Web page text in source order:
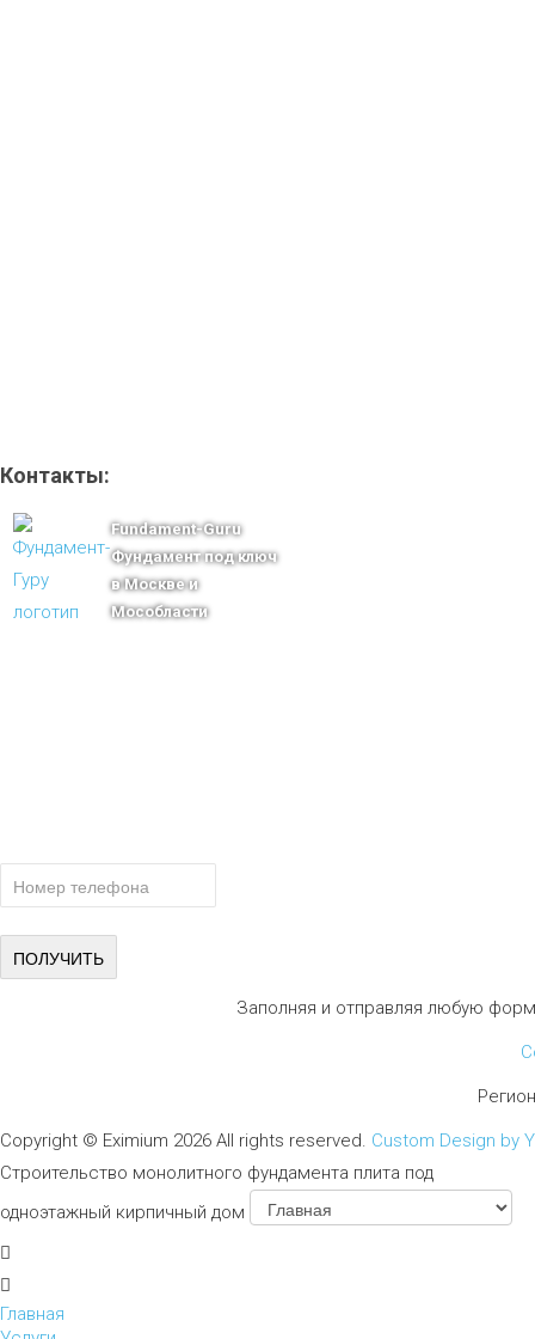
Контакты:
Fundament-Guru
Фундамент под ключ
в Москве и
Мособласти
Заполняя и отправляя любую
Copyright © Eximium 2026 All rights reserved. Custom Design by
Строительство монолитного фундамента плита под
одноэтажный кирпичный дом
Главная